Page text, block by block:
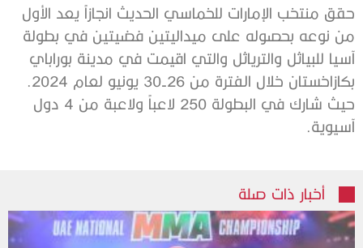
حقق منتخب الإمارات للخماسي الحديث انجازاً يعد الأول
من نوعه بحصوله على ميداليتين فضيتين في بطولة
آسيا للبياثل والترياثل والتي اقيمت في مدينة بوراباي
حيث شارك في البطولة 250 لاعباً ولاعبة من 4 دول
آسيوية.
أخبار ذات صلة